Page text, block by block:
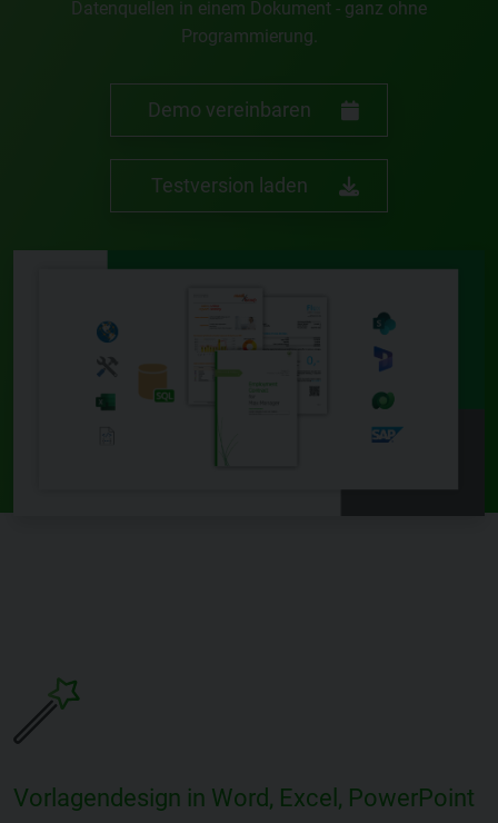
Datenquellen in einem Dokument - ganz ohne
Programmierung.
Demo vereinbaren
Testversion laden
Vorlagendesign in Word, Excel, PowerPoint